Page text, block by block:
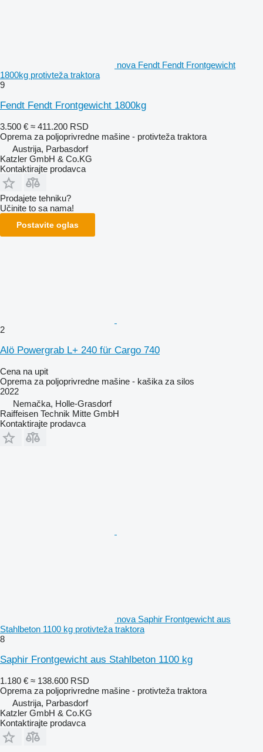
nova Fendt Fendt Frontgewicht
1800kg protivteža traktora
9
Fendt Fendt Frontgewicht 1800kg
3.500 € ≈ 411.200 RSD
Oprema za poljoprivredne mašine - protivteža traktora
Austrija, Parbasdorf
Katzler GmbH & Co.KG
Kontaktirajte prodavca
Prodajete tehniku?
Učinite to sa nama!
Postavite oglas
2
Alö Powergrab L+ 240 für Cargo 740
Cena na upit
Oprema za poljoprivredne mašine - kašika za silos
2022
Nemačka, Holle-Grasdorf
Raiffeisen Technik Mitte GmbH
Kontaktirajte prodavca
nova Saphir Frontgewicht aus
Stahlbeton 1100 kg protivteža traktora
8
Saphir Frontgewicht aus Stahlbeton 1100 kg
1.180 € ≈ 138.600 RSD
Oprema za poljoprivredne mašine - protivteža traktora
Austrija, Parbasdorf
Katzler GmbH & Co.KG
Kontaktirajte prodavca